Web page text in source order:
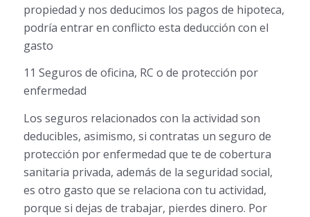
propiedad y nos deducimos los pagos de hipoteca,
podría entrar en conflicto esta deducción con el
gasto
11 Seguros de oficina, RC o de protección por
enfermedad
Los seguros relacionados con la actividad son
deducibles, asimismo, si contratas un seguro de
protección por enfermedad que te de cobertura
sanitaria privada, además de la seguridad social,
es otro gasto que se relaciona con tu actividad,
porque si dejas de trabajar, pierdes dinero. Por